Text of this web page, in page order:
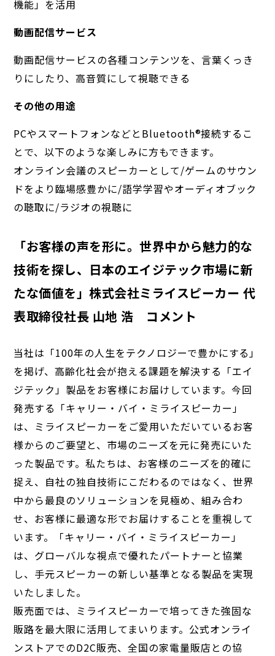
機能」を活用
動画配信サービス
動画配信サービスの各種コンテンツを、言葉くっき
りにしたり、高音質にして視聴できる
その他の用途
PCやスマートフォンなどとBluetooth®︎接続するこ
とで、以下のような楽しみに方もできます。
オンライン会議のスピーカーとして/ゲームのサウン
ドをより臨場感豊かに/語学学習やオーディオブック
の聴取に/ラジオの視聴に
「お客様の声を形に。世界中から魅力的な
技術を探し、日本のエイジテック市場に新
たな価値を」株式会社ミライスピーカー 代
表取締役社長 山地 浩 コメント
当社は「100年の人生をテクノロジーで豊かにする」
を掲げ、高齢化社会が抱える課題を解決する「エイ
ジテック」製品をお客様にお届けしています。今回
発売する「キャリー・バイ・ミライスピーカー」
は、ミライスピーカーをご愛用いただいているお客
様からのご要望と、市場のニーズを元に発売にいた
った製品です。私たちは、お客様のニーズを的確に
捉え、自社の独自技術にこだわるのではなく、世界
中から最良のソリューションを見極め、組み合わ
せ、お客様に最適な形でお届けすることを重視して
います。「キャリー・バイ・ミライスピーカー」
は、グローバルな視点で優れたパートナーと協業
し、手元スピーカーの新しい基準となる製品を実現
いたしました。
販売面では、ミライスピーカーで培ってきた強固な
販路を最大限に活用してまいります。公式オンライ
ンストアでのD2C販売、全国の家電量販店との協